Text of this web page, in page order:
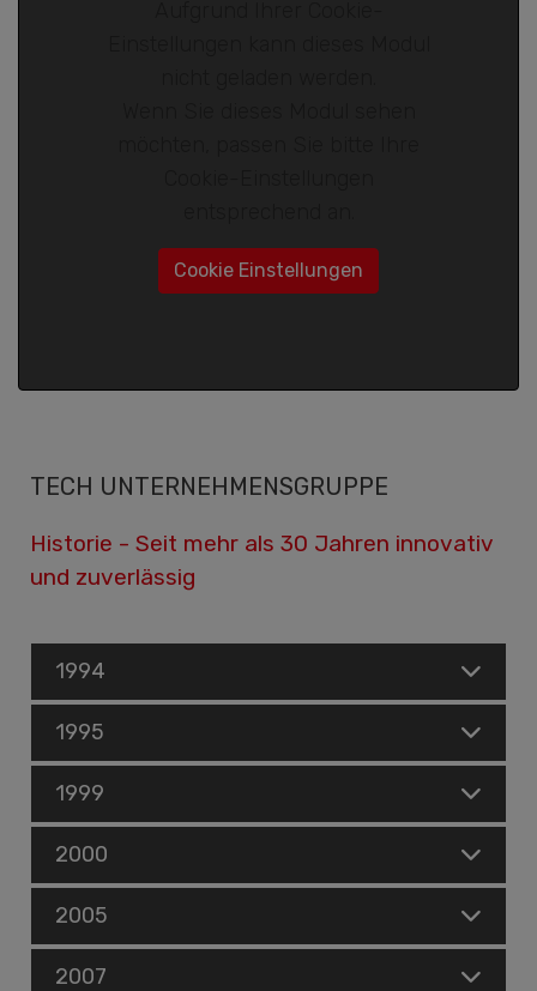
Cookie Einstellungen
TECH UNTERNEHMENSGRUPPE
Historie - Seit mehr als 30 Jahren innovativ
und zuverlässig
1994
1995
1999
2000
2005
2007